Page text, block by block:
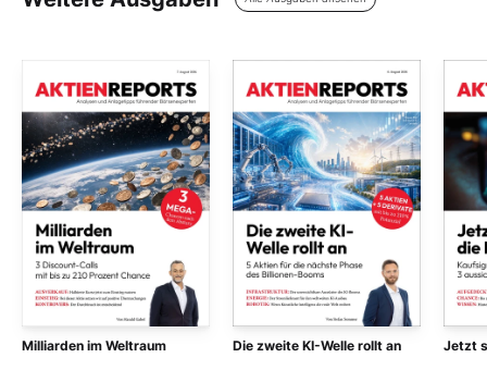
Milliarden im Weltraum Die zweite KI-Welle rollt an Jetzt